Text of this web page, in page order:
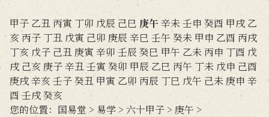
甲子 乙丑丙寅 丁卯 戊辰 己巳 庚午辛未壬申 癸酉 甲戌 乙
亥丙子 丁丑 戊寅 己卯 庚辰 辛巳 壬午 癸未 甲申 乙酉 丙戌
丁亥 戊子 己丑 庚寅 辛卯 壬辰 癸巳 甲午 乙未 丙申 丁酉 戊
戌 己亥 庚子辛丑壬寅 癸卯 甲辰 乙巳 丙午 丁未 戊申 己酉
庚戌辛亥壬子癸丑 甲寅 乙卯 丙辰 丁巳 戊午 己未 庚申 辛
酉 壬戌癸亥
您的位置： 国易堂 > 易学 > 六十甲子 > 庚午 >